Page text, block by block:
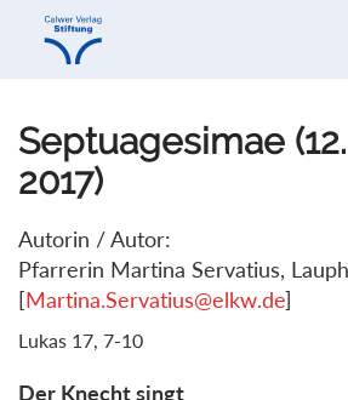
Direkt
Direkt
Septuagesimae
2017)
Autorin / Autor:
Pfarrerin Martina Servatius,
[Martina.Servatius@elkw.de]
Lukas 17, 7-10
Der Knecht singt